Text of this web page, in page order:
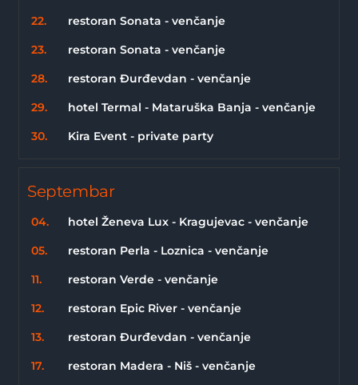
22.
restoran Sonata - venčanje
23.
restoran Sonata - venčanje
28.
restoran Đurđevdan - venčanje
29.
hotel Termal - Mataruška Banja - venčanje
30.
Kira Event - private party
Septembar
04.
hotel Ženeva Lux - Kragujevac - venčanje
05.
restoran Perla - Loznica - venčanje
11.
restoran Verde - venčanje
12.
restoran Epic River - venčanje
13.
restoran Đurđevdan - venčanje
17.
restoran Madera - Niš - venčanje